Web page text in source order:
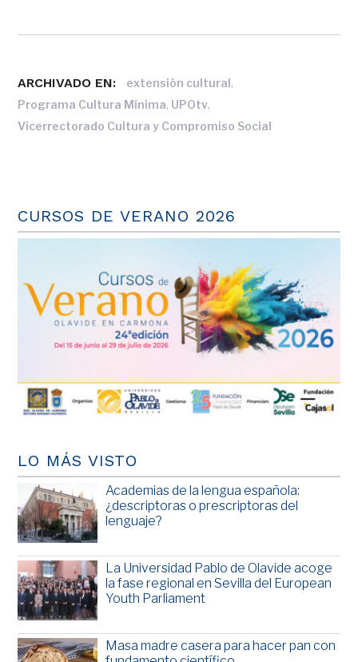
ARCHIVADO EN: extensión cultural,
Programa Cultura Mínima, UPOtv,
Vicerrectorado Cultura y Compromiso Social
CURSOS DE VERANO 2026
LO MÁS VISTO
Academias de la lengua española:
¿descriptoras o prescriptoras del
lenguaje?
La Universidad Pablo de Olavide acoge
la fase regional en Sevilla del European
Youth Parliament
Masa madre casera para hacer pan con